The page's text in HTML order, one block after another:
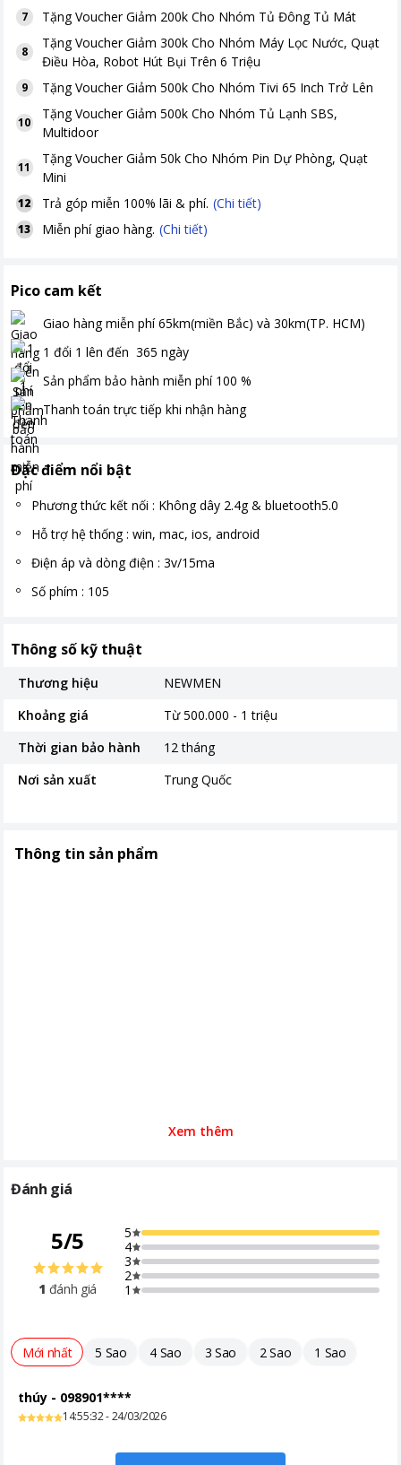
7 TặngVoucher Giảm 200k Cho Nhóm Tủ Đông Tủ Mát
8
TặngVoucher Giảm 300k Cho Nhóm Máy Lọc Nước, Quạt
Điều Hòa, Robot Hút Bụi Trên 6 Triệu
9 TặngVoucher Giảm 500k Cho Nhóm Tivi 65 Inch Trở Lên
10
TặngVoucher Giảm 500k Cho Nhóm Tủ Lạnh SBS,
Multidoor
11
TặngVoucher Giảm 50k Cho Nhóm Pin Dự Phòng, Quạt
Mini
12 Trả góp miễn 100% lãi & phí. (Chi tiết)
13 Miễn phí giao hàng. (Chi tiết)
Pico cam kết
Giao hàng miễn phí 65km(miền Bắc) và 30km(TP. HCM)
1 đổi 1 lên đến 365 ngày
Sản phẩm bảo hành miễn phí 100 %
Thanh toán trực tiếp khi nhận hàng
Đặc điểm nổi bật
Phương thức kết nối : Không dây 2.4g & bluetooth5.0
Hỗ trợ hệ thống : win, mac, ios, android
Điện áp và dòng điện : 3v/15ma
Số phím : 105
Thông số kỹ thuật
Thương hiệu
NEWMEN
Khoảng giá
Từ 500.000 - 1 triệu
Thời gian bảo hành
12 tháng
Nơi sản xuất
Trung Quốc
Thông tin sản phẩm
Xem thêm
Đánh giá
5/5
1 đánh giá
5
4
3
2
1
Mới nhất 5 Sao 4 Sao 3 Sao 2 Sao 1 Sao
thúy - 098901****
14:55:32 - 24/03/2026